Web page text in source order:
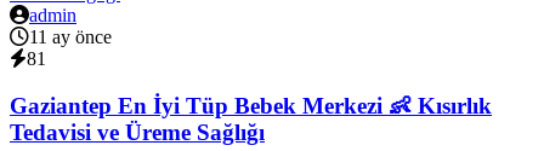
admin
11 ay önce
81
Gaziantep En İyi Tüp Bebek Merkezi 👶 Kısırlık
Tedavisi ve Üreme Sağlığı